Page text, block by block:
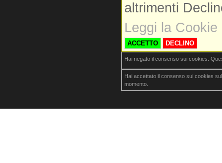
altrimenti
Leggi la Cookie
ACCETTO DECLINO
Hai negato il consenso sui cookies.
Hai accettato il consenso sui cookies
momento.